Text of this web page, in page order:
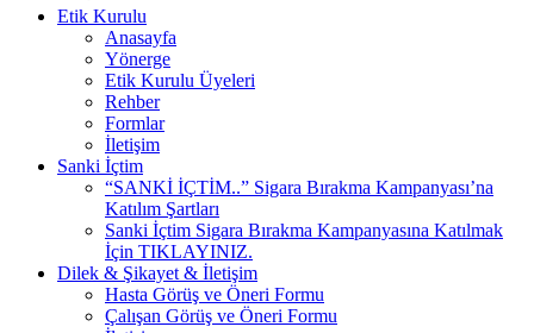
Etik Kurulu
Anasayfa
Yönerge
Etik Kurulu Üyeleri
Rehber
Formlar
İletişim
Sanki İçtim
“SANKİ İÇTİM..” Sigara Bırakma Kampanyası’na
Katılım Şartları
Sanki İçtim Sigara Bırakma Kampanyasına Katılmak
İçin TIKLAYINIZ.
Dilek & Şikayet & İletişim
Hasta Görüş ve Öneri Formu
Çalışan Görüş ve Öneri Formu